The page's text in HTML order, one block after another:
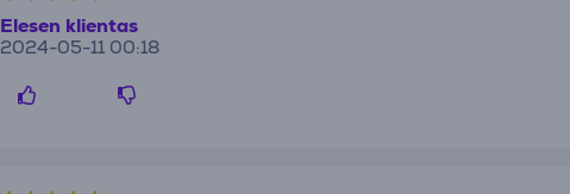
Elesen klientas
2024-05-11 00:18